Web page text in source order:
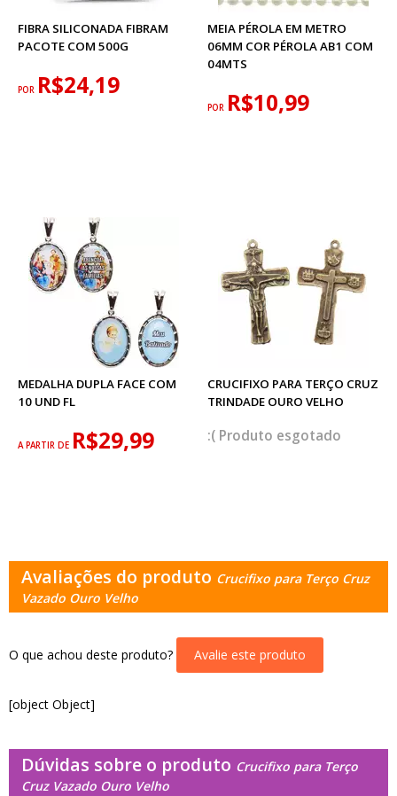
FIBRA SILICONADA FIBRAM
PACOTE COM 500G
POR R$24,19
MEIA PÉROLA EM METRO
06MM COR PÉROLA AB1 COM
04MTS
POR R$10,99
MEDALHA DUPLA FACE COM
10 UND FL
A PARTIR DE R$29,99
CRUCIFIXO PARA TERÇO CRUZ
TRINDADE OURO VELHO
esgotado
Avaliações do produto Crucifixo para Terço Cruz
Vazado Ouro Velho
O que achou deste produto? Avalie este produto
[object Object]
Dúvidas sobre o produto Crucifixo para Terço
Cruz Vazado Ouro Velho